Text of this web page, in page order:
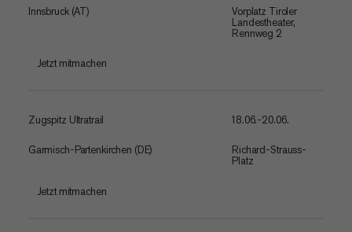
Innsbruck (AT)
Vorplatz Tiroler
Landestheater,
Rennweg 2
Jetzt mitmachen
18.06.-20.06.
Garmisch-Partenkirchen (DE)
Zugspitz Ultratrail
Richard-Strauss-
Platz
Jetzt mitmachen